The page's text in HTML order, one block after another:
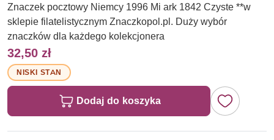
Znaczek pocztowy Niemcy 1996 Mi ark 1842 Czyste **w
sklepie filatelistycznym Znaczkopol.pl. Duży wybór
znaczków dla każdego kolekcjonera
32,50 zł
NISKI STAN
Dodaj do koszyka